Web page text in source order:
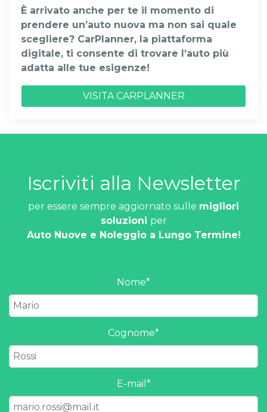
È arrivato anche per te il momento di
prendere un’auto nuova ma non sai quale
scegliere? CarPlanner, la piattaforma
digitale, ti consente di trovare l’auto più
adatta alle tue esigenze!
VISITA CARPLANNER
Iscriviti alla Newsletter
per essere sempre aggiornato sulle migliori
soluzioni per
Auto Nuove e Noleggio a Lungo Termine!
Nome*
Cognome*
E-mail *